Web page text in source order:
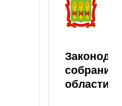
собрание
области